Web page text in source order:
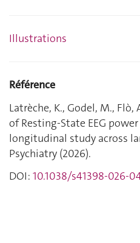
Illustrations
Référence
Latrèche, K., Godel, M., Flò,
of Resting-State EEG
longitudinal study across
Psychiatry (2026).
DOI: 10.1038/s41398-026-